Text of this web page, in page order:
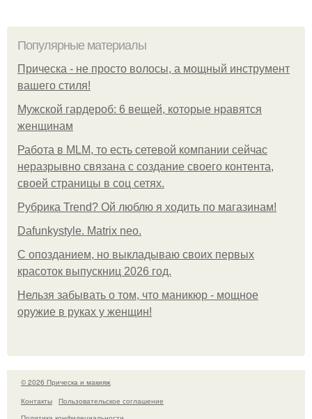
Популярные материалы
Прическа - не просто волосы, а мощный инструмент
вашего стиля!
Мужской гардероб: 6 вещей, которые нравятся
женщинам
Работа в MLM, то есть сетевой компании сейчас
неразрывно связана с создание своего контента,
своей страницы в соц сетях.
Рубрика Trend? Ой люблю я ходить по магазинам!
Dafunkystyle. Matrix neo.
С опозданием, но выкладываю своих первых
красоток выпускниц 2026 год.
Нельзя забывать о том, что маникюр - мощное
оружие в руках у женщин!
© 2026 Прическа и макияж
Контакты
Пользовательское соглашение